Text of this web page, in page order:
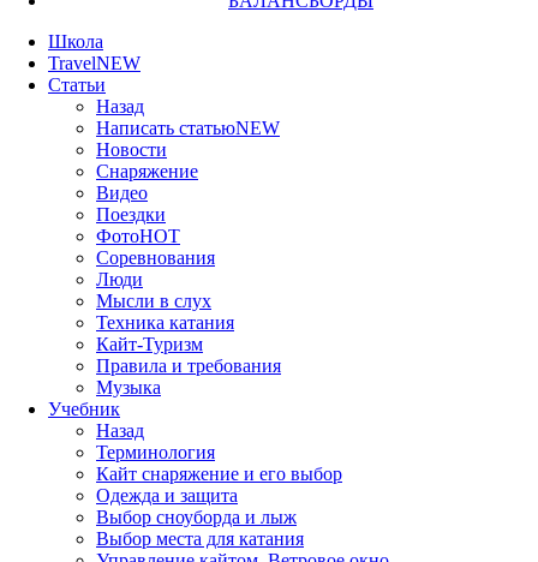
Школа
TravelNEW
Статьи
Назад
Написать статьюNEW
Новости
Снаряжение
Видео
Поездки
ФотоHOT
Соревнования
Люди
Мысли в слух
Техника катания
Кайт-Туризм
Правила и требования
Музыка
Учебник
Назад
Терминология
Кайт снаряжение и его выбор
Одежда и защита
Выбор сноуборда и лыж
Выбор места для катания